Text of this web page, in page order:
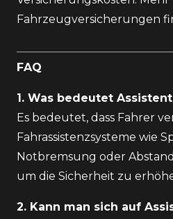
Fahrzeugversicherungen
FAQ
1. Was bedeutet
Es bedeutet, dass Fahrer
Fahrassistenzsysteme wie
Notbremsung oder
um die Sicherheit zu
2. Kann man sich auf